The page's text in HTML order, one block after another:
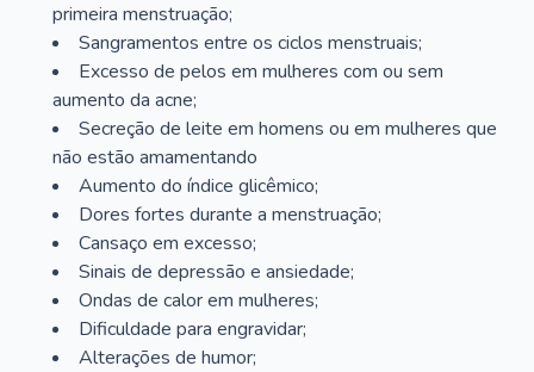
primeira menstruação;
Sangramentos entre os ciclos menstruais;
Excesso de pelos em mulheres com ou sem
aumento da acne;
Secreção de leite em homens ou em mulheres que
não estão amamentando
Aumento do índice glicêmico;
Dores fortes durante a menstruação;
Cansaço em excesso;
Sinais de depressão e ansiedade;
Ondas de calor em mulheres;
Dificuldade para engravidar;
Alterações de humor;